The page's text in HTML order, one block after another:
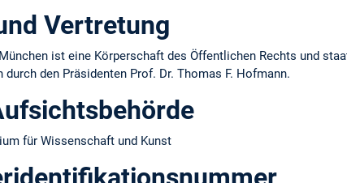
Vertretung
ist eine Körperschaft des Öffentlichen Rechts und
den Präsidenten Prof. Dr. Thomas F. Hofmann.
für Wissenschaft und Kunst